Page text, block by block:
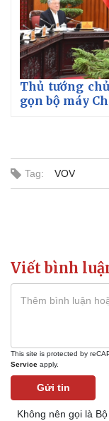
Thể thao
Bóng đá
Thủ tướng
gọn bộ máy
Tag: VOV
Viết bình
This site is protected by
Service apply.
Gửi tin
Không nên gọi là